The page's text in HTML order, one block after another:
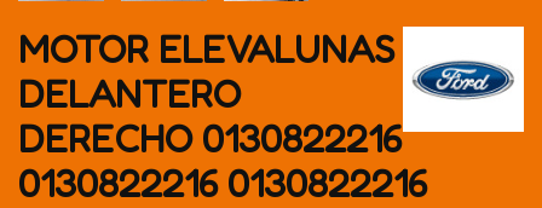
MOTOR ELEVALUNAS
DELANTERO
DERECHO 0130822216
0130822216 0130822216